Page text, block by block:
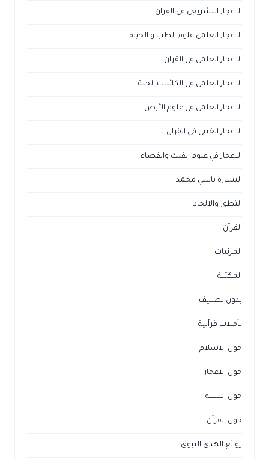
الاعجاز التشريعي في القرآن
الاعجاز العلمي علوم الطب و الحياة
الاعجاز العلمي في القرآن
الاعجاز العلمي في الكائنات الحية
الاعجاز العلمي في علوم الأرض
الاعجاز الغيبي في القرآن
الاعجاز في علوم الفلك والفضاء
البشارة بالنبي محمد
التطور والالحاد
القرآن
المرئيات
المكتبة
بدون تصنيف
تأملات قرآنية
حول الاسلام
حول الاعجاز
حول السنة
حول القراّن
روائع الهدى النبوي